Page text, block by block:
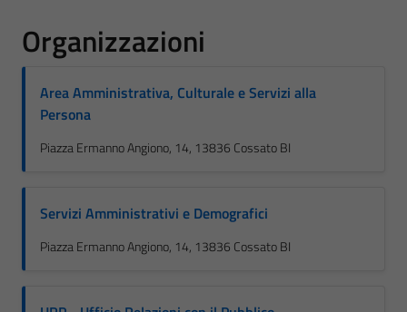
Organizzazioni
Area Amministrativa, Culturale e Servizi alla
Persona
Piazza Ermanno Angiono, 14, 13836 Cossato BI
Servizi Amministrativi e Demografici
Piazza Ermanno Angiono, 14, 13836 Cossato BI